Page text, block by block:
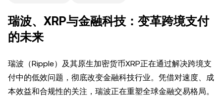
瑞波、XRP与金融科技：变革跨境支付
的未来
瑞波（Ripple）及其原生加密货币XRP正在通过解决跨境支
付中的低效问题，彻底改变金融科技行业。凭借对速度、成
本效益和合规性的关注，瑞波正在重塑全球金融交易格局。